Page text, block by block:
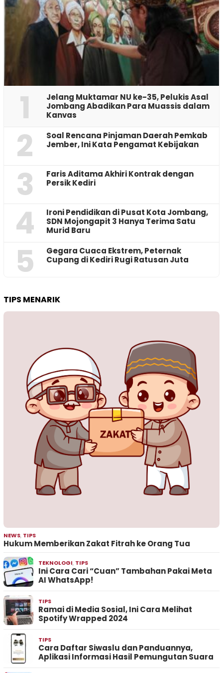
1
Jelang Muktamar NU ke-35, Pelukis Asal
Jombang Abadikan Para Muassis dalam
Kanvas
2
‎Soal Rencana Pinjaman Daerah Pemkab
Jember, Ini Kata Pengamat Kebijakan ‎
3
Faris Aditama Akhiri Kontrak dengan
Persik Kediri
4
Ironi Pendidikan di Pusat Kota Jombang,
SDN Mojongapit 3 Hanya Terima Satu
Murid Baru
5
‎Gegara Cuaca Ekstrem, Peternak
Cupang di Kediri Rugi Ratusan Juta
TIPS MENARIK
NEWS, TIPS
Hukum Memberikan Zakat Fitrah ke Orang Tua
TEKNOLOGI, TIPS
Ini Cara Cari “Cuan” Tambahan Pakai Meta
AI WhatsApp!
TIPS
Ramai di Media Sosial, Ini Cara Melihat
Spotify Wrapped 2024
TIPS
Cara Daftar Siwaslu dan Panduannya,
Aplikasi Informasi Hasil Pemungutan Suara